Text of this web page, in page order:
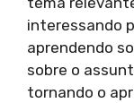
interessando
aprendendo
sobre o
tornando o